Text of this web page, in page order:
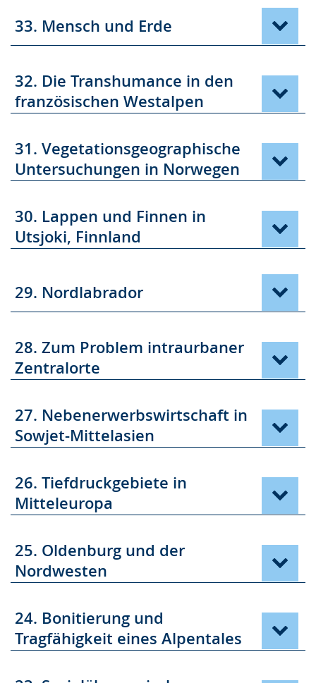
33. Mensch und Erde
32. Die Transhumance in den
französischen Westalpen
31. Vegetationsgeographische
Untersuchungen in Norwegen
30. Lappen und Finnen in
Utsjoki, Finnland
29. Nordlabrador
28. Zum Problem intraurbaner
Zentralorte
27. Nebenerwerbswirtschaft in
Sowjet-Mittelasien
26. Tiefdruckgebiete in
Mitteleuropa
25. Oldenburg und der
Nordwesten
24. Bonitierung und
Tragfähigkeit eines Alpentales